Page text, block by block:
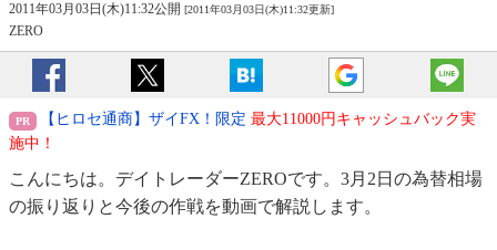
2011年03月03日(木)11:32公開 [2011年03月03日(木)11:32更新]
ZERO
【ヒロセ通商】ザイFX！限定 最大11000円キャッシュバック実
施中！
こんにちは。デイトレーダーZEROです。3月2日の為替相場
の振り返りと今後の作戦を動画で解説します。